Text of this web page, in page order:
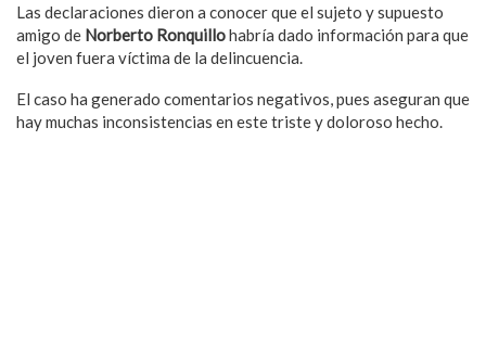
Las declaraciones dieron a conocer que el sujeto y supuesto
amigo de Norberto Ronquillohabría dado información para que
el joven fuera víctima de la delincuencia.
El caso ha generado comentarios negativos, pues aseguran que
hay muchas inconsistencias en este triste y doloroso hecho.